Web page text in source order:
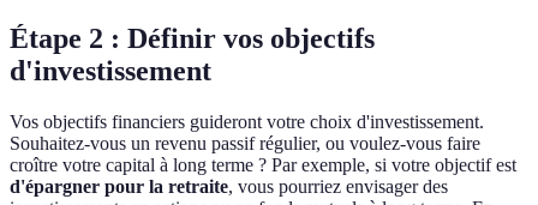
Étape 2 : Définir vos objectifs
d'investissement
Vos objectifs financiers guideront votre choix d'investissement.
Souhaitez-vous un revenu passif régulier, ou voulez-vous faire
croître votre capital à long terme ? Par exemple, si votre objectif est
d'épargner pour la retraite, vous pourriez envisager des